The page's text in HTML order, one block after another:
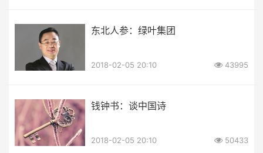
东北人参：绿叶集团
2018-02-05 20:10 43995
钱钟书：谈中国诗
2018-02-05 20:10 50433